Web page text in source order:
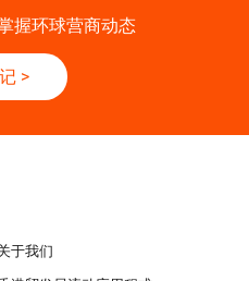
握环球营商动态
>
于我们